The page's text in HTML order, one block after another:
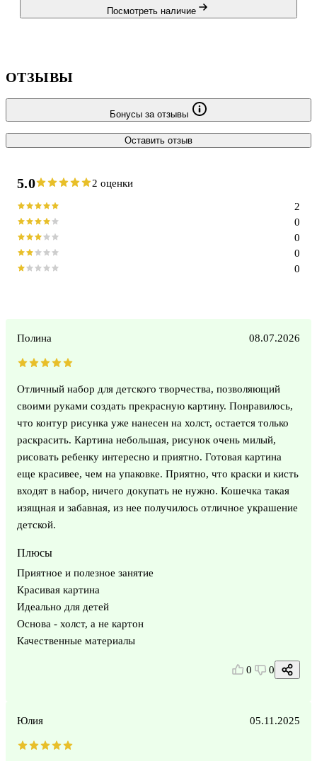
Посмотреть наличие
ОТЗЫВЫ
Бонусы за отзывы
Оставить отзыв
5.0 2 оценки
0
0
0
0
2
Полина 08.07.2026
Отличный набор для детского творчества, позволяющий
своими руками создать прекрасную картину. Понравилось,
что контур рисунка уже нанесен на холст, остается только
раскрасить. Картина небольшая, рисунок очень милый,
рисовать ребенку интересно и приятно. Готовая картина
еще красивее, чем на упаковке. Приятно, что краски и кисть
входят в набор, ничего докупать не нужно. Кошечка такая
изящная и забавная, из нее получилось отличное украшение
детской.
Плюсы
Приятное и полезное занятие
Красивая картина
Идеально для детей
Основа - холст, а не картон
Качественные материалы
0 0
Юлия 05.11.2025